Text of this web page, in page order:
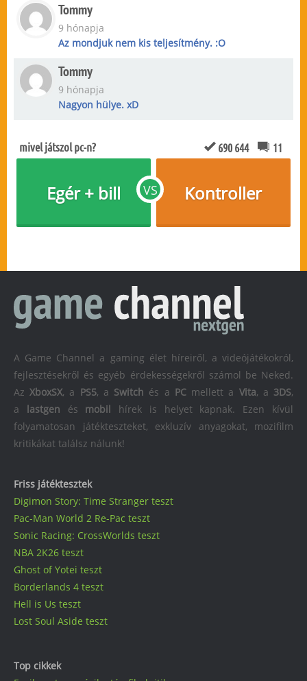
Tommy
9 hónapja
Az mondjuk nem kis teljesítmény. :O
Tommy
9 hónapja
Nagyon hülye. xD
mivel játszol pc-n? 690 644 11
VS
Egér + bill Kontroller
Friss játéktesztek
Digimon Story: Time Stranger teszt
Pac-Man World 2 Re-Pac teszt
Sonic Racing: CrossWorlds teszt
NBA 2K26 teszt
Ghost of Yotei teszt
Borderlands 4 teszt
Hell is Us teszt
Lost Soul Aside teszt
Top cikkek
A Game Channel a gaming élet híreiről, a videójátékokról,
fejlesztésekről és egyéb érdekességekről számol be Neked.
AzXboxSX, a PS5, a Switch és a PCmellett a Vita, a 3DS,
a
lastgen és mobil
hírek is helyet kapnak. Ezen kívül
folyamatosan játékteszteket, exkluzív anyagokat, mozifilm
kritikákat találsz nálunk!